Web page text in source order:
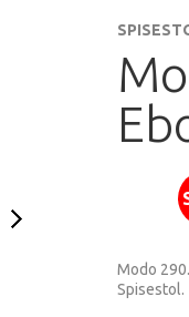
Modo 290.
Spisestol.